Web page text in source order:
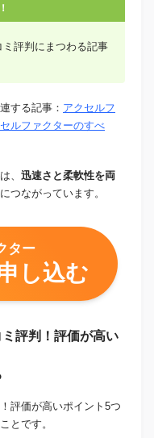
評判にまつわる記事
する記事： アクセルフ
ルファクターのすべ
、 迅速さと柔軟性を両
つながっています。
ター
し込む
評判！評価が高い
評価が高いポイント5つ
とです。